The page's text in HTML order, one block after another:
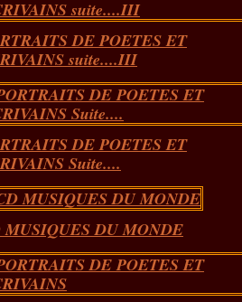
DE POETES ET
suite....III
DE POETES ET
Suite....
MUSIQUES DU MONDE